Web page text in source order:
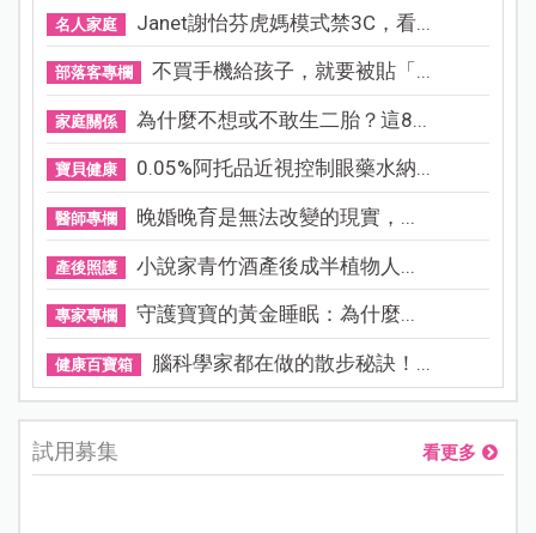
名人家庭 Janet謝怡芬虎媽模式禁3C，看...
部落客專欄 不買手機給孩子，就要被貼「...
家庭關係 為什麼不想或不敢生二胎？這8...
寶貝健康 0.05%阿托品近視控制眼藥水納...
醫師專欄 晚婚晚育是無法改變的現實，...
產後照護 小說家青竹酒產後成半植物人...
專家專欄 守護寶寶的黃金睡眠：為什麼...
健康百寶箱 腦科學家都在做的散步秘訣！...
試用募集 看更多